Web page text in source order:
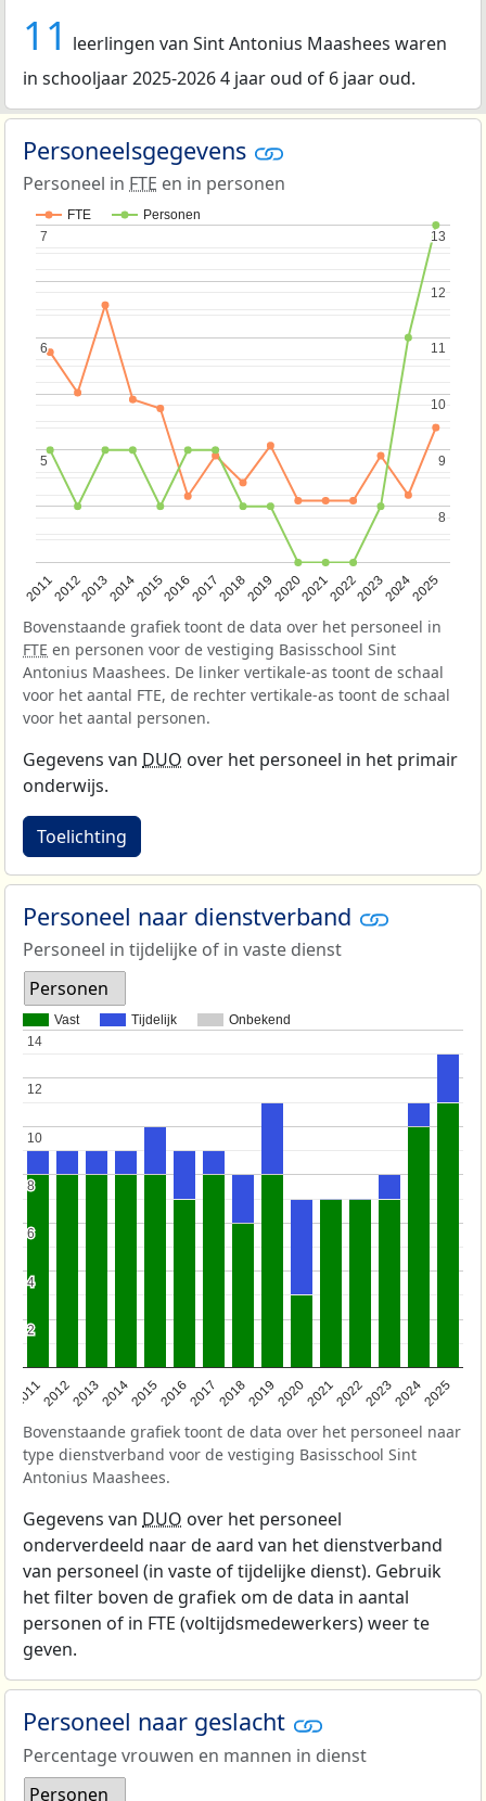
11 leerlingen van Sint Antonius Maashees waren
in schooljaar 2025-2026 4 jaar oud of 6 jaar oud.
Personeelsgegevens
Personeel in FTE en in personen
FTE Personen
201120122013201420152016201720182019202020212022202320242025
5
5
6
6
7
7
8
8
9
9
10
10
11
11
12
12
13
13
Bovenstaande grafiek toont de data over het personeel in
FTE en personen voor de vestiging Basisschool Sint
Antonius Maashees. De linker vertikale-as toont de schaal
voor het aantal FTE, de rechter vertikale-as toont de schaal
voor het aantal personen.
Gegevens van DUO over het personeel in het primair
onderwijs.
Toelichting
Personeel naar dienstverband
Personeel in tijdelijke of in vaste dienst
Personen
Vast Tijdelijk Onbekend
201120122013201420152016201720182019202020212022202320242025
2
2
4
4
6
6
8
8
10
10
12
12
14
14
Bovenstaande grafiek toont de data over het personeel naar
type dienstverband voor de vestiging Basisschool Sint
Antonius Maashees.
Gegevens van DUO over het personeel
onderverdeeld naar de aard van het dienstverband
van personeel (in vaste of tijdelijke dienst). Gebruik
het filter boven de grafiek om de data in aantal
personen of in FTE (voltijdsmedewerkers) weer te
geven.
Personeel naar geslacht
Percentage vrouwen en mannen in dienst
Personen